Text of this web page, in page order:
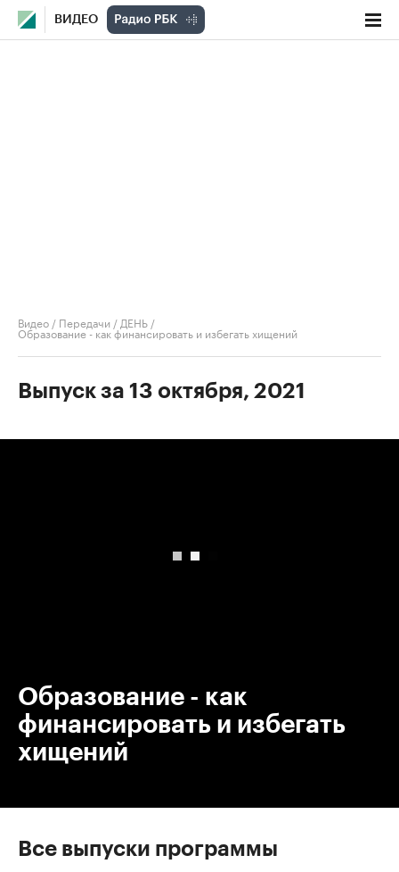
ВИДЕО
Видео / Передачи / ДЕНЬ /
Образование - как финансировать и избегать хищений
Выпуск за 13 октября, 2021
Образование - как
финансировать и избегать
хищений
Все выпуски программы